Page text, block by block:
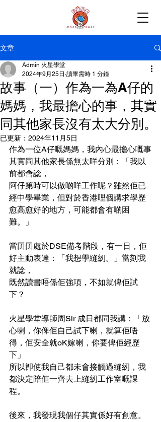
文章
故事（一）作為一為A仔的
媽媽，我最擔心的事，其實
同其他家長沒有太大分別。
Admin 火星學堂
2024年9月25日 讀畢需時 1 分鐘
已更新： 2024年11月5日
作為一位A仔嘅媽媽，我內心最擔心嘅事
其實同其他家長係無太咩分別：「我以
前都會諗，
阿仔第時可以做啲咩工作呢？雖然佢已
經中學畢業，但對於香港哩個講求學歷
愈高愈好的地方，可能都會有啲困
難。」
當囝囝處於DSE備考階段，有一日，佢
好主動表達：「我想學縫紉。」當刻我
就諗，
既然讀書唔係佢強項，不如就俾佢試
下？
火星學堂導師周Sir 成日都同我講：「放
心喇，你俾佢自己試下喇，就算佢唔
得，佢安全就oK嫁喇，你要俾佢經歷
下」
所以卽使我自己都未會接觸過縫紉，我
都決定陪佢一齊去上縫紉工作室嘅課
程。
後來，我發現我個仔其實係好有創意。